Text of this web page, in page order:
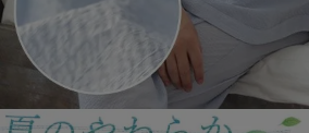
インナーウェア 生活雑貨
SDGsの取り組み